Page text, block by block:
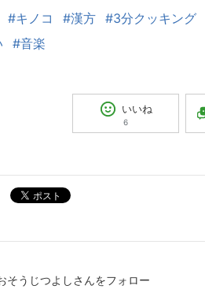
#キノコ #漢方 #3分クッキング
#音楽
いいね
6
ポスト
そうじつよしさんをフォロー